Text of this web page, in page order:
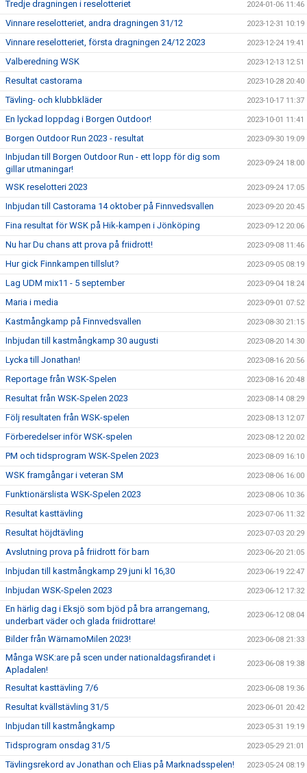
Tredje dragningen i reselotteriet 2024-01-06 11:46
Vinnare reselotteriet, andra dragningen 31/12 2023-12-31 10:19
Vinnare reselotteriet, första dragningen 24/12 2023 2023-12-24 19:41
Valberedning WSK 2023-12-13 12:51
Resultat castorama 2023-10-28 20:40
Tävling- och klubbkläder 2023-10-17 11:37
En lyckad loppdag i Borgen Outdoor! 2023-10-01 11:41
Borgen Outdoor Run 2023 - resultat 2023-09-30 19:09
Inbjudan till Borgen Outdoor Run - ett lopp för dig som
gillar utmaningar!
2023-09-24 18:00
WSK reselotteri 2023 2023-09-24 17:05
Inbjudan till Castorama 14 oktober på Finnvedsvallen 2023-09-20 20:45
Fina resultat för WSK på Hik-kampen i Jönköping 2023-09-12 20:06
Nu har Du chans att prova på friidrott! 2023-09-08 11:46
Hur gick Finnkampen tillslut? 2023-09-05 08:19
Lag UDM mix11 - 5 september 2023-09-04 18:24
Maria i media 2023-09-01 07:52
Kastmångkamp på Finnvedsvallen 2023-08-30 21:15
Inbjudan till kastmångkamp 30 augusti 2023-08-20 14:30
Lycka till Jonathan! 2023-08-16 20:56
Reportage från WSK-Spelen 2023-08-16 20:48
Resultat från WSK-Spelen 2023 2023-08-14 08:29
Följ resultaten från WSK-spelen 2023-08-13 12:07
Förberedelser inför WSK-spelen 2023-08-12 20:02
PM och tidsprogram WSK-Spelen 2023 2023-08-09 16:10
WSK framgångar i veteran SM 2023-08-06 16:00
Funktionärslista WSK-Spelen 2023 2023-08-06 10:36
Resultat kasttävling 2023-07-06 11:32
Resultat höjdtävling 2023-07-03 20:29
Avslutning prova på friidrott för barn 2023-06-20 21:05
Inbjudan till kastmångkamp 29 juni kl 16,30 2023-06-19 22:47
Inbjudan WSK-Spelen 2023 2023-06-12 17:32
En härlig dag i Eksjö som bjöd på bra arrangemang,
underbart väder och glada friidrottare!
2023-06-12 08:04
Bilder från WärnamoMilen 2023! 2023-06-08 21:33
Många WSK:are på scen under nationaldagsfirandet i
Apladalen!
2023-06-08 19:38
Resultat kasttävling 7/6 2023-06-08 19:36
Resultat kvällstävling 31/5 2023-06-01 20:42
Inbjudan till kastmångkamp 2023-05-31 19:19
Tidsprogram onsdag 31/5 2023-05-29 21:01
Tävlingsrekord av Jonathan och Elias på Marknadsspelen! 2023-05-24 08:19